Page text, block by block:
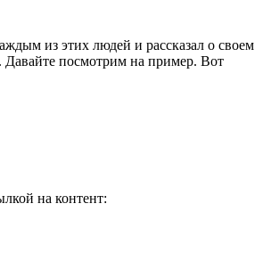
из этих людей и рассказал о своем
Давайте посмотрим на пример. Вот
на контент: